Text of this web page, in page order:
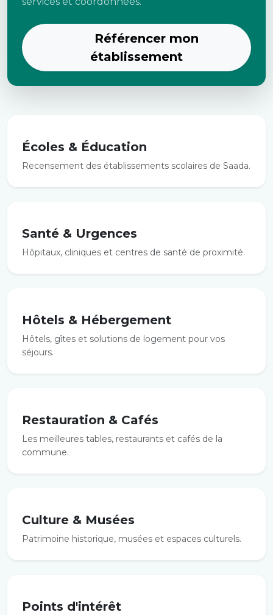
Référencer mon
établissement
Écoles & Éducation
Recensement des établissements scolaires de Saada.
Santé & Urgences
Hôpitaux, cliniques et centres de santé de proximité.
Hôtels & Hébergement
Hôtels, gîtes et solutions de logement pour vos
séjours.
Restauration & Cafés
Les meilleures tables, restaurants et cafés de la
commune.
Culture & Musées
Patrimoine historique, musées et espaces culturels.
Points d'intérêt